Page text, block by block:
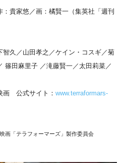
：貴家悠／画：橘賢一（集英社「週刊
久／山田孝之／ケイン・コスギ／菊
篠田麻里子 ／滝藤賢一／太田莉菜／
画 公式サイト： www.terraformars-
「テラフォーマーズ」製作委員会